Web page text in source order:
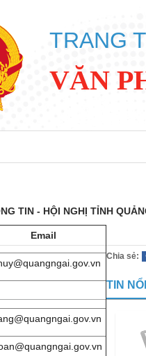
TRANG
VĂN
TIN - HỘI NGHỊ TỈNH
Email
Chia sẻ:
TIN